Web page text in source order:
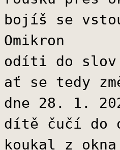
bojíš se
Omikron
odíti do slov
ať se tedy
dne 28. 1.
dítě čučí do
koukal z okna